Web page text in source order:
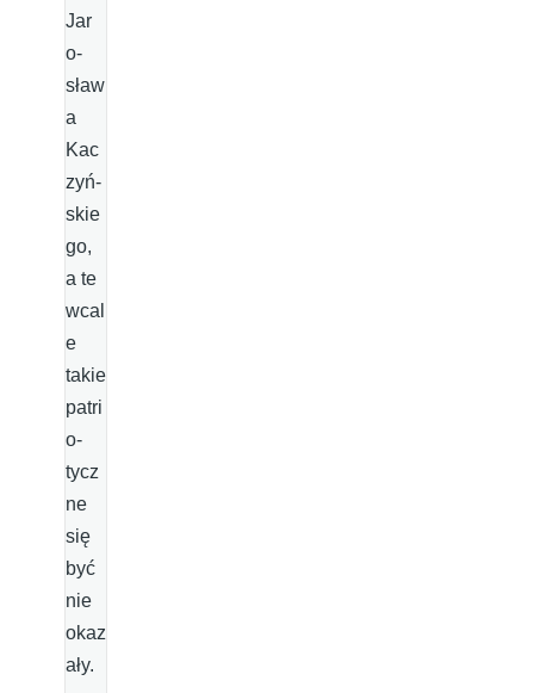
Jar
o­
sław
a
Kac
zyń­
skie
go,
a te
wcal
e
takie
patri
o­
tycz
ne
się
być
nie
okaz
ały.